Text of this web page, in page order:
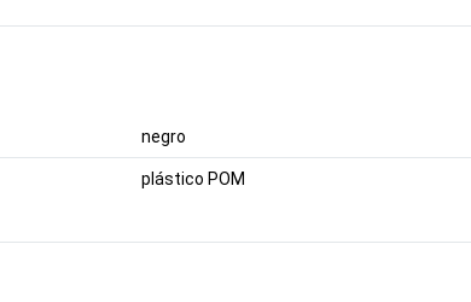
negro
plástico POM